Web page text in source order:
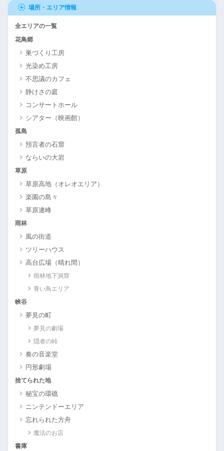
場所・エリア情報
全エリアの一覧
花鳥郷
巣づくり工房
光染め工房
不思議のカフェ
静けさの庭
コンサートホール
シアター（映画館）
孤島
預言者の石窟
ならいの大岩
草原
草原高地（オレオエリア）
楽園の島々
草原連峰
雨林
風の街道
ツリーハウス
高台広場（晴れ間）
雨林地下洞窟
青い鳥エリア
峡谷
夢見の町
夢見の劇場
隠者の峠
奏の音楽堂
円形劇場
捨てられた地
秘宝の環礁
ニンテンドーエリア
忘れられた方舟
魔法のお店
書庫